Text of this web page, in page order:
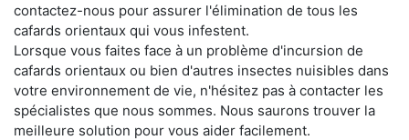
contactez-nous pour assurer l'élimination de tous les
cafards orientaux qui vous infestent.
Lorsque vous faites face à un problème d'incursion de
cafards orientaux ou bien d'autres insectes nuisibles dans
votre environnement de vie, n'hésitez pas à contacter les
spécialistes que nous sommes. Nous saurons trouver la
meilleure solution pour vous aider facilement.